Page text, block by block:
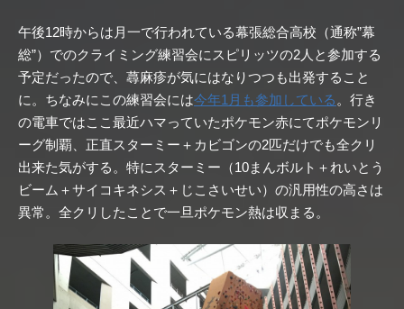
午後12時からは月一で行われている幕張総合高校（通称”幕
総”）でのクライミング練習会にスピリッツの2人と参加する
予定だったので、蕁麻疹が気にはなりつつも出発すること
に。ちなみにこの練習会には今年1月も参加している 。行き
の電車ではここ最近ハマっていたポケモン赤にてポケモンリ
ーグ制覇、正直スターミー＋カビゴンの2匹だけでも全クリ
出来た気がする。特にスターミー（10まんボルト＋れいとう
ビーム＋サイコキネシス＋じこさいせい）の汎用性の高さは
異常。全クリしたことで一旦ポケモン熱は収まる。